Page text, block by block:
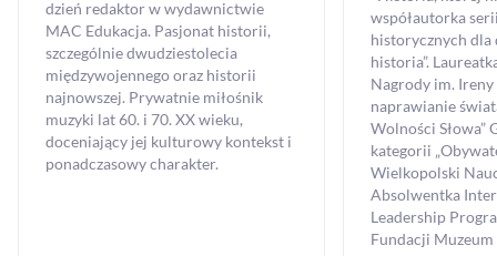
366 55 55
zapytaj nas MAC Stref@
dzień redaktor w wydawnictwie
MAC Edukacja. Pasjonat historii,
szczególnie dwudziestolecia
międzywojennego oraz historii
najnowszej. Prywatnie miłośnik
muzyki lat 60. i 70. XX wieku,
doceniający jej kulturowy kontekst i
ponadczasowy charakter.
współautorka
historycznych dla
historia”.
Nagrody im. Ireny
naprawianie
Wolności Słowa”
kategorii
Wielkopolski
Absolwentka
Leadership
Fundacji